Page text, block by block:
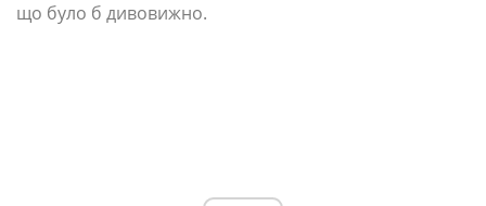
що було б дивовижно.